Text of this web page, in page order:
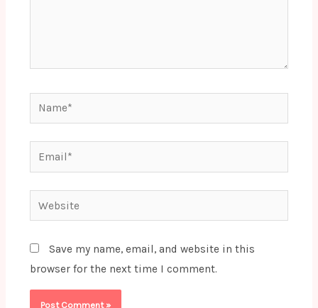
Name*
Email*
Website
Save my name, email, and website in this
browser for the next time I comment.